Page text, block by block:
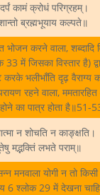
कामं क्रोधं परिग्रहम्‌।
शान्तो ब्रह्मभूयाय कल्पते॥
भोजन करने वाला,
में जिसका विस्तार है)
करके भलीभाँति दृढ़
रहने वाला,
का पात्र होता है॥51-
न शोचति न काङ्क्षति।
मद्भक्तिं लभते पराम्‌॥
मनवाला योगी न तो
श्लोक 29 में देखना